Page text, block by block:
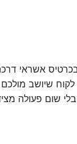
אשראי
שיושב מולכם
שום פעולה